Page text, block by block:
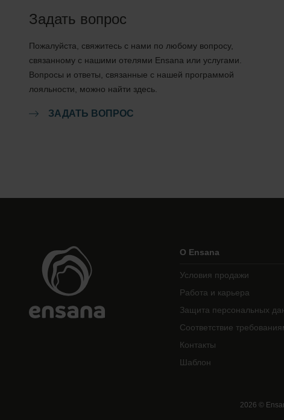
Задать вопрос
Пожалуйста, свяжитесь с нами по любому вопросу,
связанному с нашими отелями Ensana или услугами.
Вопросы и ответы, связанные с нашей программой
лояльности, можно найти здесь.
ЗАДАТЬ ВОПРОС
О Ensana
Условия продажи
Работа и карьера
Защита персональных
Соответствие
Контакты
Шаблон
2026 ©